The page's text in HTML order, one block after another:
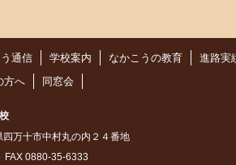
通信 学校案内 なかこうの教育
進路実
方へ
同窓会
万十市中村丸の内２４番地
0880-35-6333